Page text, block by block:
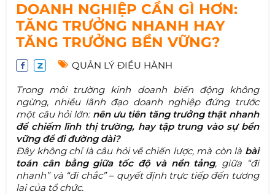
DOANH NGHIỆP CẦN GÌ HƠN:
TĂNG TRƯỞNG NHANH HAY
TĂNG TRƯỞNG BỀN VỮNG?
QUẢN LÝ ĐIỀU HÀNH
Trong môi trường kinh doanh biến động không
ngừng, nhiều lãnh đạo doanh nghiệp đứng trước
một câu hỏi lớn: nên ưu tiên tăng trưởng thật nhanh
để chiếm lĩnh thị trường, hay tập trung vào sự bền
vững để đi đường dài?
Đây không chỉ là câu hỏi về chiến lược, mà còn là bài
toán cân bằng giữa tốc độ và nền tảng, giữa “đi
nhanh” và “đi chắc” – quyết định trực tiếp đến tương
lai của tổ chức.